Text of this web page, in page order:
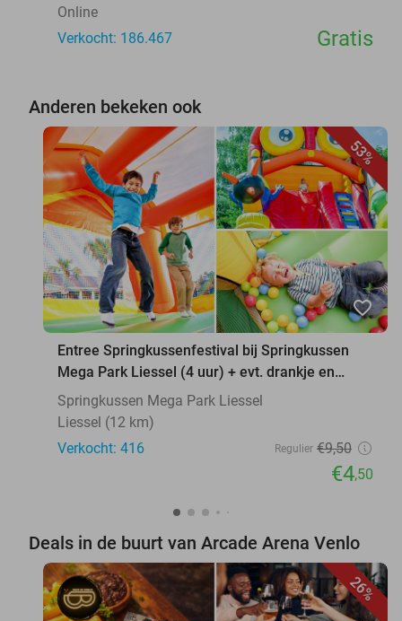
Online
Verkocht: 186.467
Gratis
Anderen bekeken ook
53%
favorite_border
Entree Springkussenfestival bij Springkussen
Mega Park Liessel (4 uur) + evt. drankje en
snack
Springkussen Mega Park Liessel
Liessel (12 km)
Verkocht: 416
Regulier €9,50
€4,50
Deals in de buurt van Arcade Arena Venlo
26%